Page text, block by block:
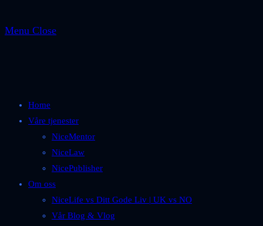
Menu Close
Home
Våre tjenester
NiceMentor
NiceLaw
NicePublisher
Om oss
NiceLife vs Ditt Gode Liv | UK vs NO
Vår Blog & Vlog